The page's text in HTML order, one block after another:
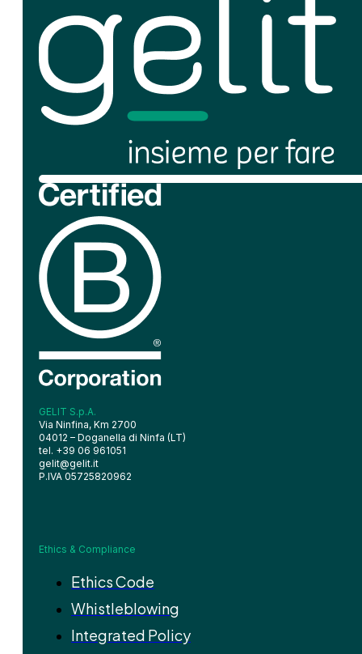
GELIT S.p.A.
Via Ninfina, Km 2700
04012 – Doganella di Ninfa (LT)
tel. +39 06 961051
gelit@gelit.it
P.IVA 05725820962
Ethics & Compliance
Ethics Code
Whistleblowing
Integrated Policy